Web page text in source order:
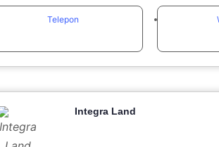
Telepon
Integra Land